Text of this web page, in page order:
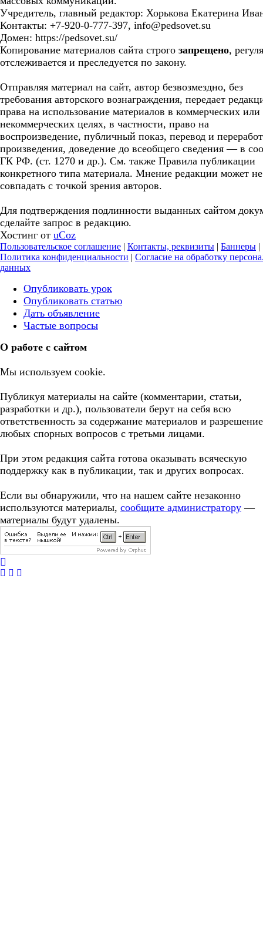
Учредитель, главный редактор: Хорькова Екатерина
Контакты: +7-920-0-777-397, info@pedsovet.su
Домен: https://pedsovet.su/
Копирование материалов сайта строго запрещено,
отслеживается и преследуется по закону.
Отправляя материал на сайт, автор безвозмездно, без
требования авторского вознаграждения, передает
права на использование материалов в коммерческих или
некоммерческих целях, в частности, право на
воспроизведение, публичный показ, перевод и
произведения, доведение до всеобщего сведения — в
ГК РФ. (ст. 1270 и др.). См. также Правила публикации
конкретного типа материала. Мнение редакции может не
совпадать с точкой зрения авторов.
Для подтверждения подлинности выданных сайтом
сделайте запрос в редакцию.
Хостинг от uCoz
Пользовательское соглашение | Контакты, реквизиты | Баннеры |
Политика конфиденциальности | Согласие на обработку
данных
Опубликовать урок
Опубликовать статью
Дать объявление
Частые вопросы
О работе с сайтом
Мы используем cookie.
Публикуя материалы на сайте (комментарии, статьи,
разработки и др.), пользователи берут на себя всю
ответственность за содержание материалов и разрешение
любых спорных вопросов с третьми лицами.
При этом редакция сайта готова оказывать всяческую
поддержку как в публикации, так и других вопросах.
Если вы обнаружили, что на нашем сайте незаконно
используются материалы, сообщите администратору —
материалы будут удалены.